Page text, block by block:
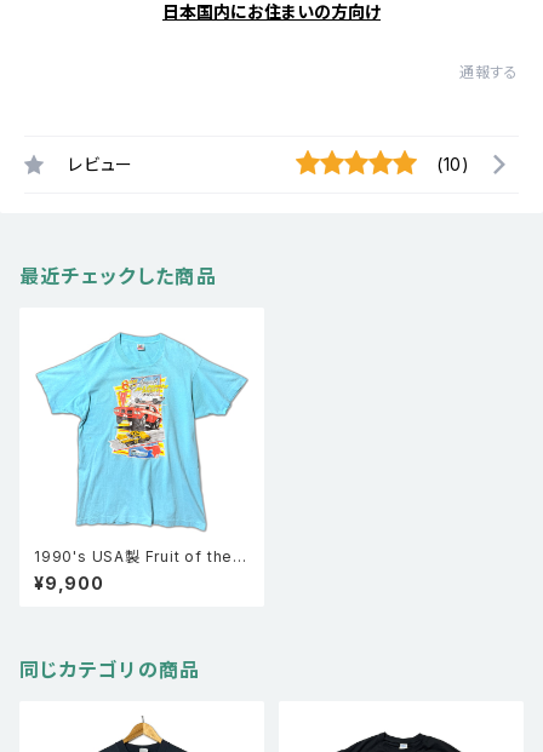
日本国内にお住まいの方向け
通報する
レビュー (10)
最近チェックした商品
1990's USA製 Fruit of the r
oom フルールオブザルーム All
pontiac picnic シングルステッ
¥9,900
同じカテゴリの商品